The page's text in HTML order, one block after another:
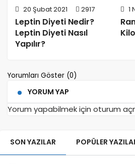
20 Şubat 2021 2917
Leptin Diyeti Nedir?
Leptin Diyeti Nasıl
Yapılır?
1
Yorumları Göster (0)
YORUM YAP
Yorum yapabilmek için oturum
SON YAZILAR POPÜLER